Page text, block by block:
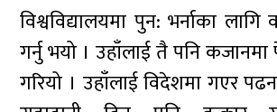
विश्वविद्यालयमा पुन: भर्नाका लागि
गर्नु भयो । उहाँलाई तै पनि कजानमा
गरियो । उहाँलाई विदेशमा गएर